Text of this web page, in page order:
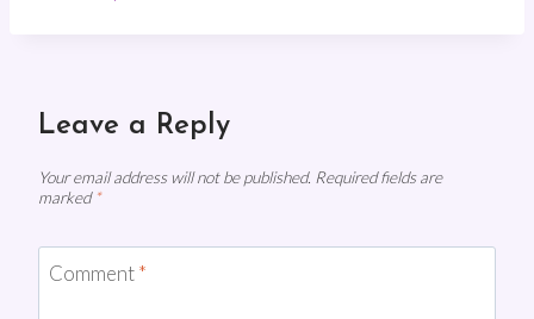
Leave a Reply
Your email address will not be published. Required fields are
marked *
Comment*